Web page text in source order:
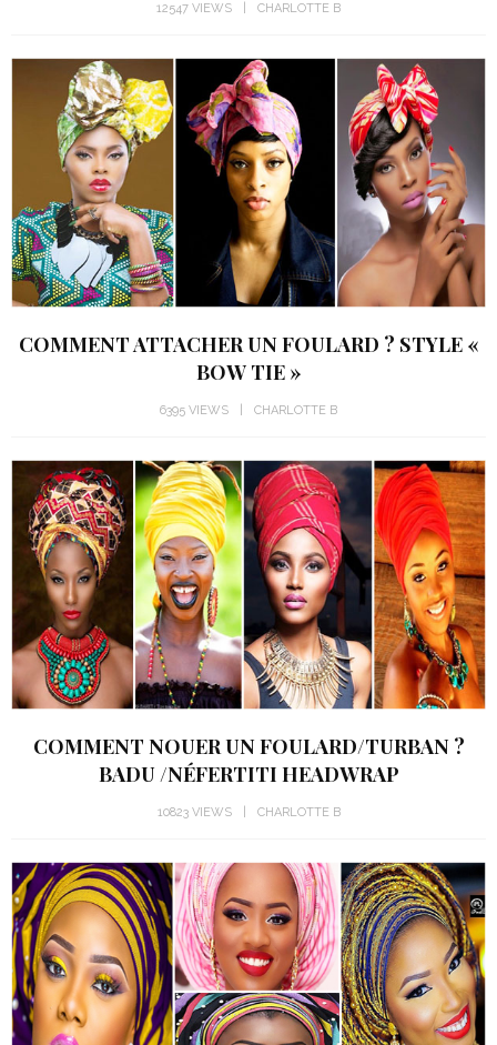
12547 VIEWS CHARLOTTE B
COMMENT ATTACHER UN FOULARD ? STYLE «
BOW TIE »
6395 VIEWS CHARLOTTE B
COMMENT NOUER UN FOULARD/TURBAN ?
BADU /NÉFERTITI HEADWRAP
10823 VIEWS CHARLOTTE B